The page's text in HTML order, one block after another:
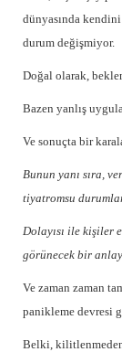
dünyasında
durum değişmiyor.
Doğal olarak,
Bazen yanlış
Ve sonuçta bir
Bunun yanı sıra,
tiyatromsu
Dolayısı ile kişiler
görünecek bir
Ve zaman zaman
panikleme devresi
Belki,